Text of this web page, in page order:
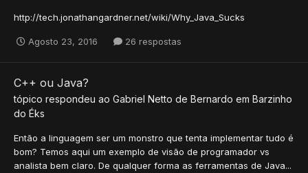
http://tech.jonathangardner.net/wiki/Why_Java_Sucks
Agosto 23, 2016 26 respostas
C++ ou Java?
tópico respondeu ao Gabriel Netto de Bernardo em Barzinho
do Éks
Então a linguagem ser um monstro que tenta implementar tudo é
bom? Temos aqui um exemplo de visão de programador vs
analista bem claro. De qualquer forma as ferramentas de Java...